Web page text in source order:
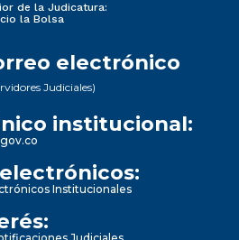
de la Judicatura:
la Bolsa
electrónico
Judiciales)
institucional:
Institucionales